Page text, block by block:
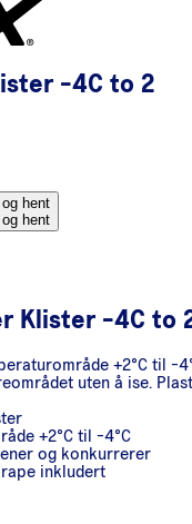
-4C to 2
hent
hent
Klister -4C to
+2°C til -
uten å ise.
+2°C til -4°C
og konkurrerer
inkludert